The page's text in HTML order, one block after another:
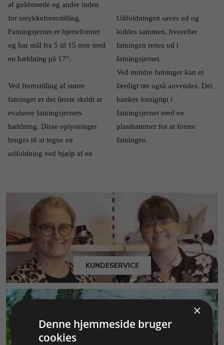
af guldsmede og andre inden
for smykkefremstilling.
Fatningsjernet er hjerteformet
og har mål fra 5 til 15 mm med
en hældning på 17°.
Ved fremstilling af større
fatninger er det første skridt at
evaluere fatningsjernets
hældning. Disse oplysninger
bruges til at tegne en
udfoldning ved hjælp af en
Udfoldningen saves ud og
loddes sammen, hvorefter
fatningen rettes ud i
fatningsjernet.
Ved mindre fatninger kan et
færdigt rør også anvendes. Det
bankes forsigtigt i
fatningsjernet med en
plasthammer for at forme
fatningen.
KUNDESERVICE
×
Denne hjemmeside bruger
cookies